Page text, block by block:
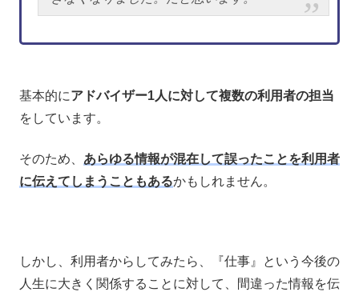
基本的にアドバイザー1人に対して複数の利用者の担当
をしています。
そのため、 あらゆる情報が混在して誤ったことを利用者
に伝えてしまうこともあるかもしれません。
しかし、利用者からしてみたら、『仕事』という今後の
人生に大きく関係することに対して、間違った情報を伝